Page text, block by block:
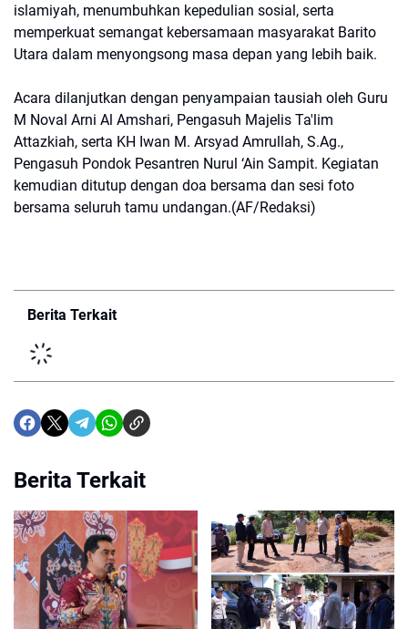
islamiyah, menumbuhkan kepedulian sosial, serta
memperkuat semangat kebersamaan masyarakat Barito
Utara dalam menyongsong masa depan yang lebih baik.
Acara dilanjutkan dengan penyampaian tausiah oleh Guru
M Noval Arni Al Amshari, Pengasuh Majelis Ta'lim
Attazkiah, serta KH Iwan M. Arsyad Amrullah, S.Ag.,
Pengasuh Pondok Pesantren Nurul ‘Ain Sampit. Kegiatan
kemudian ditutup dengan doa bersama dan sesi foto
bersama seluruh tamu undangan.(AF/Redaksi)
Berita Terkait
Berita Terkait